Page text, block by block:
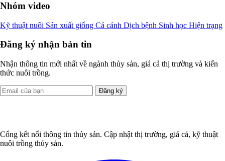
Nhóm video
Kỹ thuật nuôi Sản xuất giống Cá cảnh Dịch bệnh Sinh học Hiện trạng
Đăng ký nhận bản tin
Nhận thông tin mới nhất về ngành thủy sản, giá cả thị trường và kiến
thức nuôi trồng.
Đăng ký
Cổng kết nối thông tin thủy sản. Cập nhật thị trường, giá cả, kỹ thuật
nuôi trồng thủy sản.